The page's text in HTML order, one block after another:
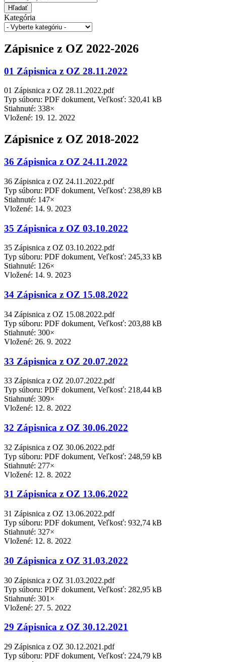
Hľadať
Kategória
Zápisnice z OZ 2022-2026
01 Zápisnica z OZ 28.11.2022
01 Zápisnica z OZ 28.11.2022.pdf
Typ súboru: PDF dokument, Veľkosť: 320,41 kB
Stiahnuté: 338×
Vložené: 19. 12. 2022
Zápisnice z OZ 2018-2022
36 Zápisnica z OZ 24.11.2022
36 Zápisnica z OZ 24.11.2022.pdf
Typ súboru: PDF dokument, Veľkosť: 238,89 kB
Stiahnuté: 147×
Vložené: 14. 9. 2023
35 Zápisnica z OZ 03.10.2022
35 Zápisnica z OZ 03.10.2022.pdf
Typ súboru: PDF dokument, Veľkosť: 245,33 kB
Stiahnuté: 126×
Vložené: 14. 9. 2023
34 Zápisnica z OZ 15.08.2022
34 Zápisnica z OZ 15.08.2022.pdf
Typ súboru: PDF dokument, Veľkosť: 203,88 kB
Stiahnuté: 300×
Vložené: 26. 9. 2022
33 Zápisnica z OZ 20.07.2022
33 Zápisnica z OZ 20.07.2022.pdf
Typ súboru: PDF dokument, Veľkosť: 218,44 kB
Stiahnuté: 309×
Vložené: 12. 8. 2022
32 Zápisnica z OZ 30.06.2022
32 Zápisnica z OZ 30.06.2022.pdf
Typ súboru: PDF dokument, Veľkosť: 248,59 kB
Stiahnuté: 277×
Vložené: 12. 8. 2022
31 Zápisnica z OZ 13.06.2022
31 Zápisnica z OZ 13.06.2022.pdf
Typ súboru: PDF dokument, Veľkosť: 932,74 kB
Stiahnuté: 327×
Vložené: 12. 8. 2022
30 Zápisnica z OZ 31.03.2022
30 Zápisnica z OZ 31.03.2022.pdf
Typ súboru: PDF dokument, Veľkosť: 282,95 kB
Stiahnuté: 301×
Vložené: 27. 5. 2022
29 Zápisnica z OZ 30.12.2021
29 Zápisnica z OZ 30.12.2021.pdf
Typ súboru: PDF dokument, Veľkosť: 224,79 kB